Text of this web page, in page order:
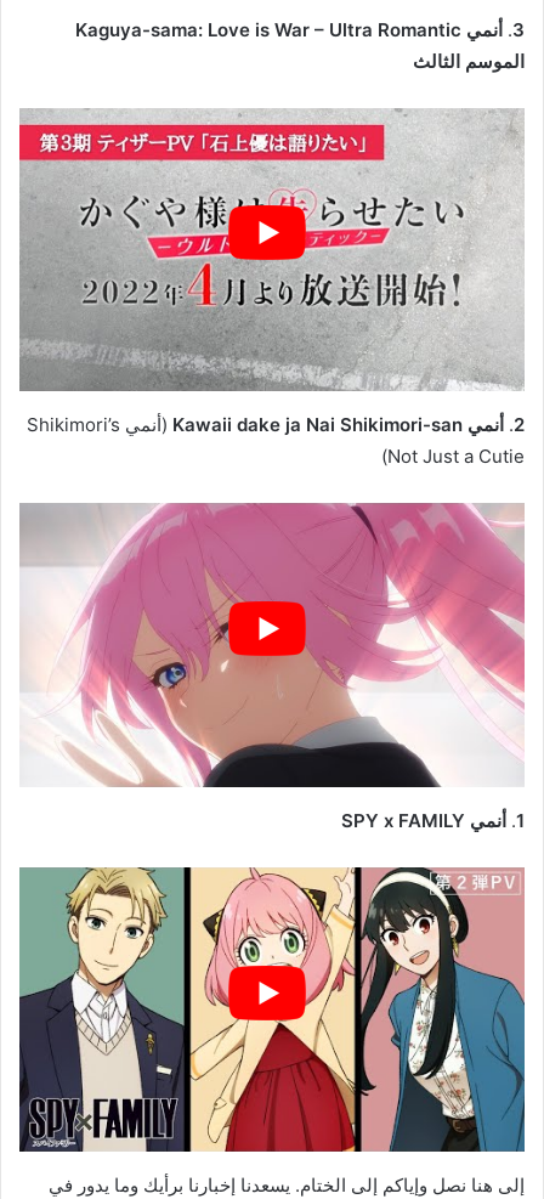
3
.
أنمي Kaguya-sama: Love is War – Ultra Romantic
الموسم الثالث
2
. أنمي Kawaii dake ja Nai Shikimori-san
(أنمي Shikimori’s
Not Just a Cutie)
1
. أنمي SPY x FAMILY
إلى هنا نصل وإياكم إلى الختام. يسعدنا إخبارنا برأيك وما يدور في